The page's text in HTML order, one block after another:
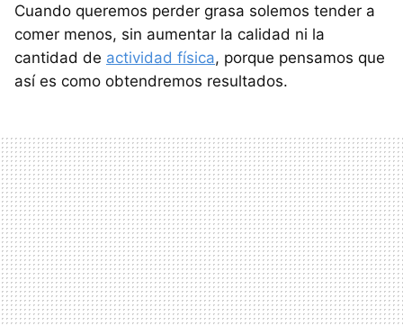
Cuando queremos perder grasa solemos tender a
comer menos, sin aumentar la calidad ni la
cantidad de actividad física, porque pensamos que
así es como obtendremos resultados.